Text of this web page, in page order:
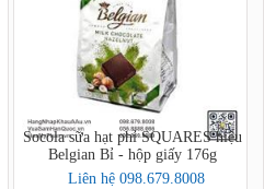
Socola sữa hạt phỉ SQUARES hiệu
Belgian Bỉ - hộp giấy 176g
Liên hệ 098.679.8008